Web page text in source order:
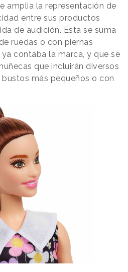
amplia la representación de
entre sus productos
de audición. Esta se suma
ruedas o con piernas
contaba la marca, y que se
que incluirán diversos
más pequeños o con